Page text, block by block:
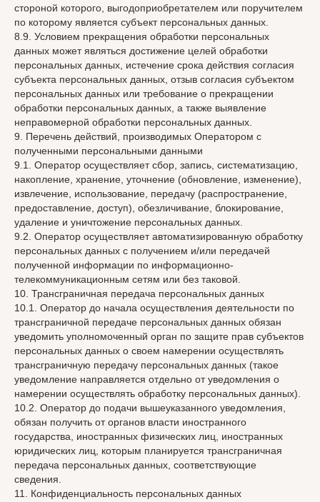
стороной которого, выгодоприобретателем или поручителем
по которому является субъект персональных данных.
8.9. Условием прекращения обработки персональных
данных может являться достижение целей обработки
персональных данных, истечение срока действия согласия
субъекта персональных данных, отзыв согласия субъектом
персональных данных или требование о прекращении
обработки персональных данных, а также выявление
неправомерной обработки персональных данных.
9. Перечень действий, производимых Оператором с
полученными персональными данными
9.1. Оператор осуществляет сбор, запись, систематизацию,
накопление, хранение, уточнение (обновление, изменение),
извлечение, использование, передачу (распространение,
предоставление, доступ), обезличивание, блокирование,
удаление и уничтожение персональных данных.
9.2. Оператор осуществляет автоматизированную обработку
персональных данных с получением и/или передачей
полученной информации по информационно-
телекоммуникационным сетям или без таковой.
10. Трансграничная передача персональных данных
10.1. Оператор до начала осуществления деятельности по
трансграничной передаче персональных данных обязан
уведомить уполномоченный орган по защите прав субъектов
персональных данных о своем намерении осуществлять
трансграничную передачу персональных данных (такое
уведомление направляется отдельно от уведомления о
намерении осуществлять обработку персональных данных).
10.2. Оператор до подачи вышеуказанного уведомления,
обязан получить от органов власти иностранного
государства, иностранных физических лиц, иностранных
юридических лиц, которым планируется трансграничная
передача персональных данных, соответствующие
сведения.
11. Конфиденциальность персональных данных